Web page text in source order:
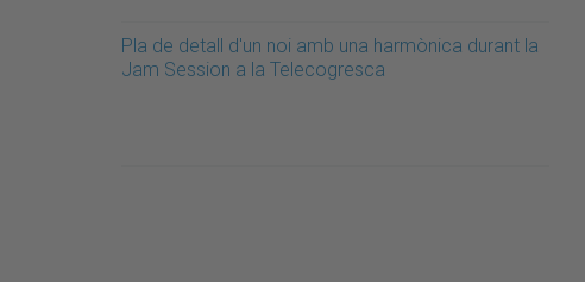
Pla de detall d'un noi amb una harmònica durant la
Jam Session a la Telecogresca